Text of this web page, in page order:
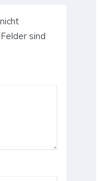
sind